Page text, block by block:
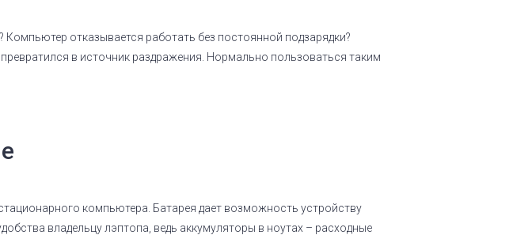
отказывается работать без постоянной подзарядки?
в источник раздражения. Нормально пользоваться таким
компьютера. Батарея дает возможность устройству
владельцу лэптопа, ведь аккумуляторы в ноутах – расходные